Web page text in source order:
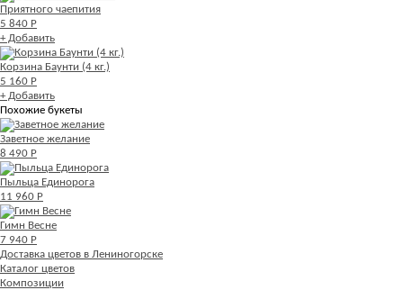
Приятного чаепития
5 840 Р
+ Добавить
Корзина Баунти (4 кг.)
5 160 Р
+ Добавить
Похожие букеты
Заветное желание
8 490 Р
Пыльца Единорога
11 960 Р
Гимн Весне
7 940 Р
Доставка цветов в Лениногорске
Каталог цветов
Композиции